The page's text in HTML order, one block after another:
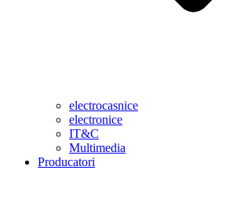
electrocasnice
electronice
IT&C
Multimedia
Producatori